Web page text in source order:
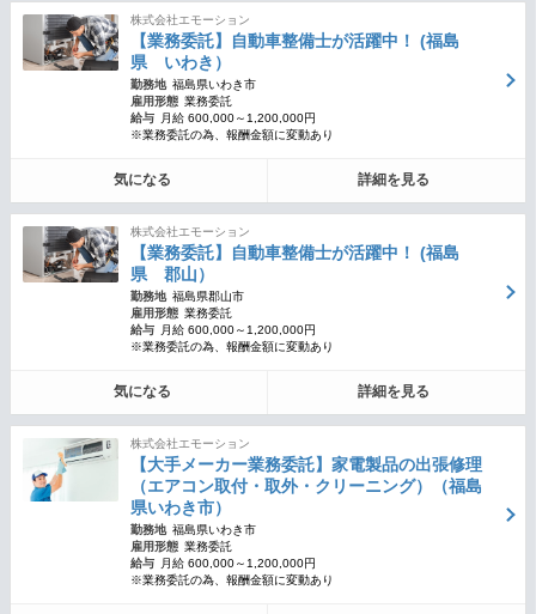
株式会社エモーション
【業務委託】自動車整備士が活躍中！ (福島
県 いわき）
勤務地 福島県いわき市
雇用形態 業務委託
給与
月給 600,000～1,200,000円
※業務委託の為、報酬金額に変動あり
気になる 詳細を見る
株式会社エモーション
【業務委託】自動車整備士が活躍中！ (福島
県 郡山）
勤務地 福島県郡山市
雇用形態 業務委託
給与
月給 600,000～1,200,000円
※業務委託の為、報酬金額に変動あり
気になる 詳細を見る
株式会社エモーション
【大手メーカー業務委託】家電製品の出張修理
（エアコン取付・取外・クリーニング）（福島
県いわき市）
勤務地 福島県いわき市
雇用形態 業務委託
給与
月給 600,000～1,200,000円
※業務委託の為、報酬金額に変動あり